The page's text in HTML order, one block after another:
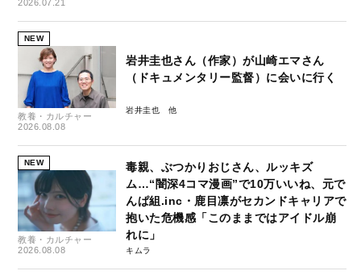
2026.07.21
NEW
教養・カルチャー
2026.08.08
岩井圭也さん（作家）が山崎エマさん
（ドキュメンタリー監督）に会いに行く
岩井圭也
NEW
教養・カルチャー
2026.08.08
毒親、ぶつかりおじさん、ルッキズ
ム…“闇深4コマ漫画”で10万いいね、元で
んぱ組.inc・鹿目凛がセカンドキャリアで
抱いた危機感「このままではアイドル崩
れに」
キムラ